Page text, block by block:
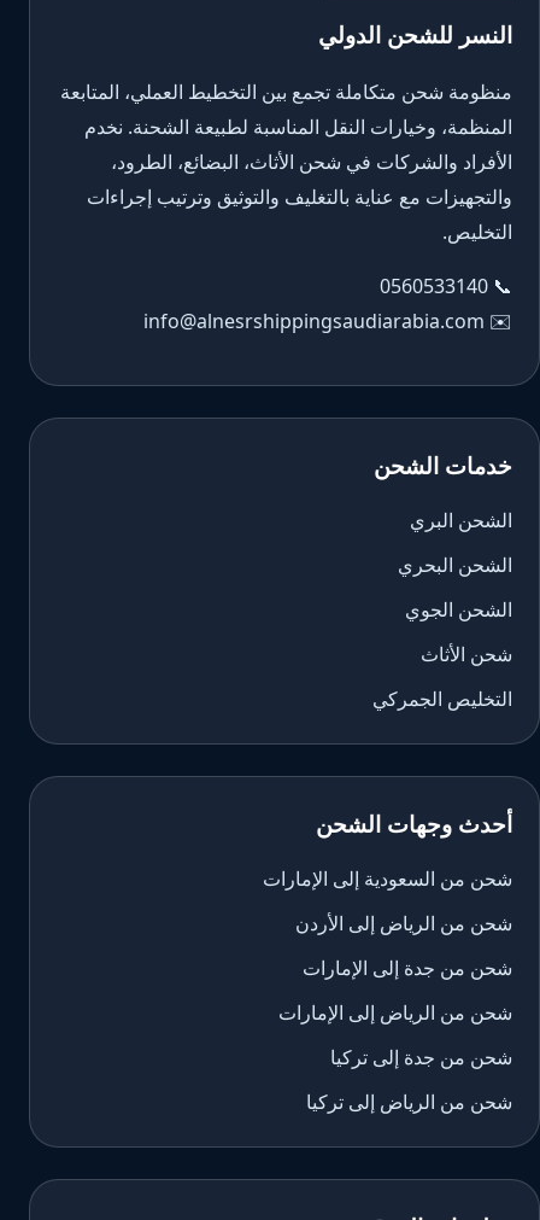
النسر للشحن الدولي
منظومة شحن متكاملة تجمع بين التخطيط العملي، المتابعة
المنظمة، وخيارات النقل المناسبة لطبيعة الشحنة. نخدم
الأفراد والشركات في شحن الأثاث، البضائع، الطرود،
والتجهيزات مع عناية بالتغليف والتوثيق وترتيب إجراءات
التخليص.
📞
0560533140
✉️
info@alnesrshippingsaudiarabia.com
خدمات الشحن
الشحن البري
الشحن البحري
الشحن الجوي
شحن الأثاث
التخليص الجمركي
أحدث وجهات الشحن
شحن من السعودية إلى الإمارات
شحن من الرياض إلى الأردن
شحن من جدة إلى الإمارات
شحن من الرياض إلى الإمارات
شحن من جدة إلى تركيا
شحن من الرياض إلى تركيا